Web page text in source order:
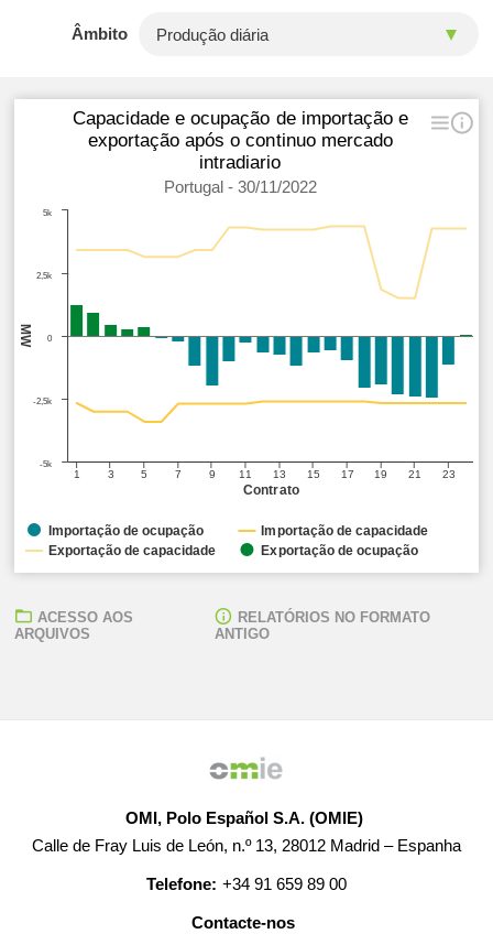
Âmbito
Contrato
MW
Capacidade e ocupação de importação e
exportação após o continuo mercado
intradiario
Portugal - 30/11/2022
1 3 5 7 9 11 13 15 17 19 21 23
0
-5k
-2,5k
2,5k
5k
Importação de ocupação Importação de capacidade
Exportação de capacidade Exportação de ocupação
ACESSO AOS
ARQUIVOS
RELATÓRIOS NO FORMATO
ANTIGO
OMI, Polo Español S.A. (OMIE)
Calle de Fray Luis de León, n.º 13, 28012 Madrid – Espanha
Telefone: +34 91 659 89 00
Contacte-nos